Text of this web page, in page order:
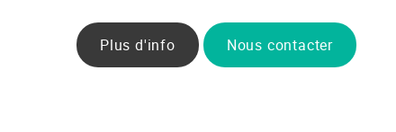
Plus d'info Nous contacter